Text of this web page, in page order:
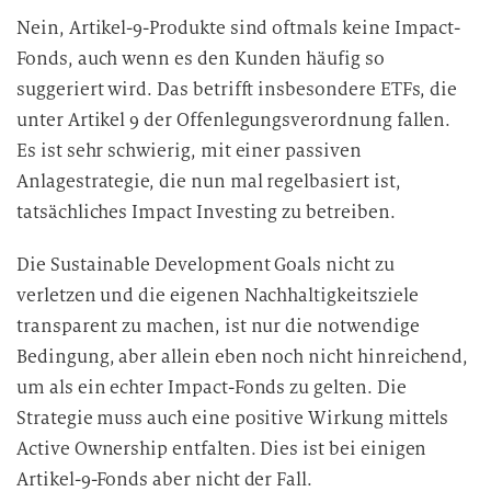
Nein, Artikel-9-Produkte sind oftmals keine Impact-
Fonds, auch wenn es den Kunden häufig so
suggeriert wird. Das betrifft insbesondere ETFs, die
unter Artikel 9 der Offenlegungsverordnung fallen.
Es ist sehr schwierig, mit einer passiven
Anlagestrategie, die nun mal regelbasiert ist,
tatsächliches Impact Investing zu betreiben.
Die Sustainable Development Goals nicht zu
verletzen und die eigenen Nachhaltigkeitsziele
transparent zu machen, ist nur die notwendige
Bedingung, aber allein eben noch nicht hinreichend,
um als ein echter Impact-Fonds zu gelten. Die
Strategie muss auch eine positive Wirkung mittels
Active Ownership entfalten. Dies ist bei einigen
Artikel-9-Fonds aber nicht der Fall.